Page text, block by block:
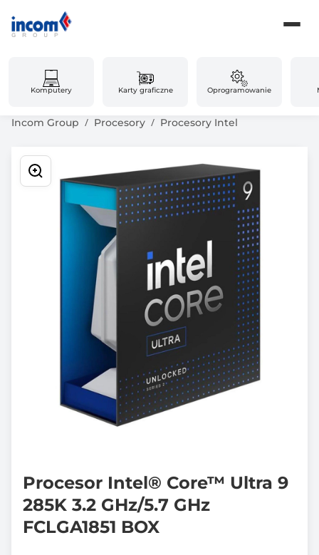
Komputery Karty graficzne Oprogramowanie
Incom Group Procesory Procesory Intel
Procesor Intel® Core™ Ultra 9
285K 3.2 GHz/5.7 GHz
FCLGA1851 BOX